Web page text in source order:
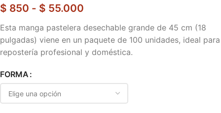
$ 850 - $ 55.000
Esta manga pastelera desechable grande de 45 cm (18
pulgadas) viene en un paquete de 100 unidades, ideal para
repostería profesional y doméstica.
FORMA